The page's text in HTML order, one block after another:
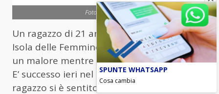
Foto archivio Ansa
Un ragazzo di 21 anni è morto al marea
Isola delle Femmine dopo avere accusato
un malore mentre stava facendo il bagno.
E’ successo ieri nel tardo pomeriggio. Il
ragazzo si è sentito male e ha rischiato di
SPUNTE WHATSAPP
Cosa cambia